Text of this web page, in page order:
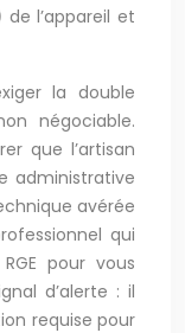
de l’appareil et
la double
négociable.
que l’artisan
administrative
avérée
qui
pour vous
d’alerte : il
requise pour